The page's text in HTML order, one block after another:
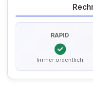
RAPID
Immer ordentlich